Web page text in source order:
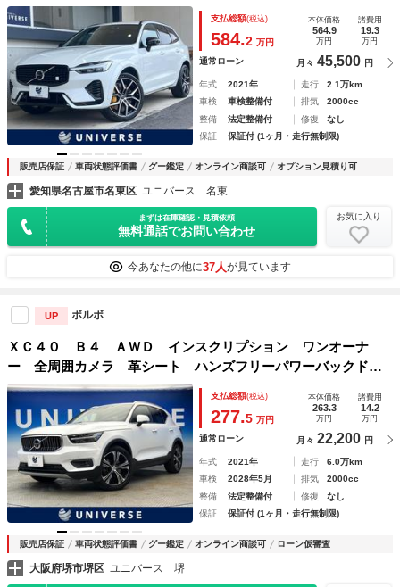
ｂｏｗｅｒｓＷｉｌｋｉｎｓ 全周囲カメラ ＡｐｐｌｅＣａ
ｒＰｌａｙ 全席シートヒーター 前席パワーシート パワー
バックドア 禁煙車
支払総額(税込)
584.2 万円
本体価格
564.9
万円
諸費用
19.3
万円
通常ローン 月々 45,500 円
年式 2021年 走行
2.1万km
車検
車検整備付 排気
2000cc
整備
法定整備付 修復
なし
保証
保証付 (1ヶ月・走行無制限)
販売店保証 車両状態評価書 グー鑑定 オンライン商談可 オプション見積り可
愛知県名古屋市名東区 ユニバース 名東
まずは在庫確認・見積依頼
無料通話でお問い合わせ
お気に入り
今あなたの他に37人が見ています
UP ボルボ
ＸＣ４０ Ｂ４ ＡＷＤ インスクリプション ワンオーナ
ー 全周囲カメラ 革シート ハンズフリーパワーバックド
ア ハーマンカードンサウンド ワイヤレスチャージング
前席シートヒーター 前席パワーシート ステアリングヒータ
ー 純正１９インチＡＷ
支払総額(税込)
277.5 万円
本体価格
263.3
万円
諸費用
14.2
万円
通常ローン 月々 22,200 円
年式 2021年 走行
6.0万km
車検
2028年5月 排気
2000cc
整備
法定整備付 修復
なし
保証
保証付 (1ヶ月・走行無制限)
販売店保証 車両状態評価書 グー鑑定 オンライン商談可 ローン仮審査
大阪府堺市堺区 ユニバース 堺